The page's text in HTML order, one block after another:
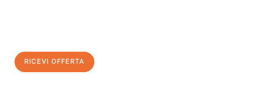
RICEVI OFFERTA